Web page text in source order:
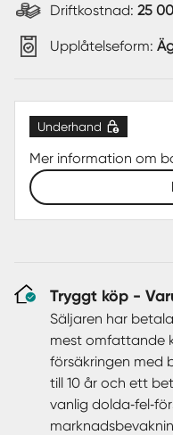
Driftkostnad: 25
Upplåtelseform:
Underhand
Mer information om
Tryggt köp -
Säljaren har
mest omfattande
försäkringen med
till 10 år och ett
vanlig